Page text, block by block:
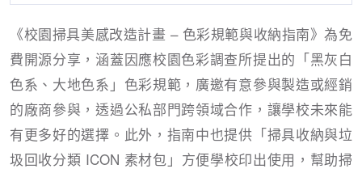
《校園掃具美感改造計畫 – 色彩規範與收納指南》為免
費開源分享，涵蓋因應校園色彩調查所提出的「黑灰白
色系、大地色系」色彩規範，廣邀有意參與製造或經銷
的廠商參與，透過公私部門跨領域合作，讓學校未來能
有更多好的選擇。此外，指南中也提供「掃具收納與垃
圾回收分類 ICON 素材包」方便學校印出使用，幫助掃